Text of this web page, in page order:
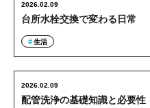
台所水栓交換で変わる日常
2026.02.09
生活
配管洗浄の基礎知識と必要性
2026.02.09